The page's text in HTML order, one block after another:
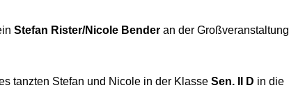
Stefan Rister/Nicole Bender an der Großveranstaltung
tanzten Stefan und Nicole in der Klasse Sen. II D in die